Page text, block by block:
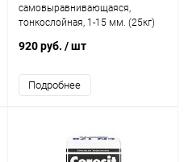
самовыравнивающаяся,
тонкослойная, 1-15 мм. (25кг)
920 руб. / шт
Подробнее